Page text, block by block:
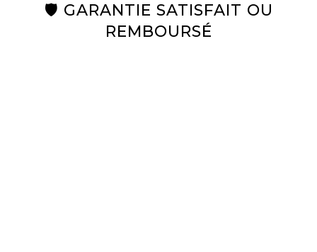
🛡️ GARANTIE SATISFAIT OU
REMBOURSÉ